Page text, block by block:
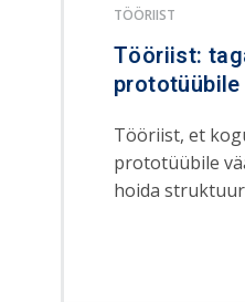
TÖÖRIIST
Tööriist:
prototüübile
Tööriist, et
prototüübile
hoida